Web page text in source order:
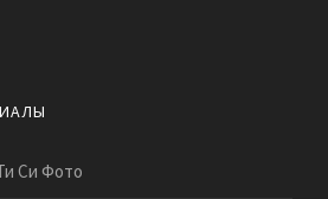
Си Фото